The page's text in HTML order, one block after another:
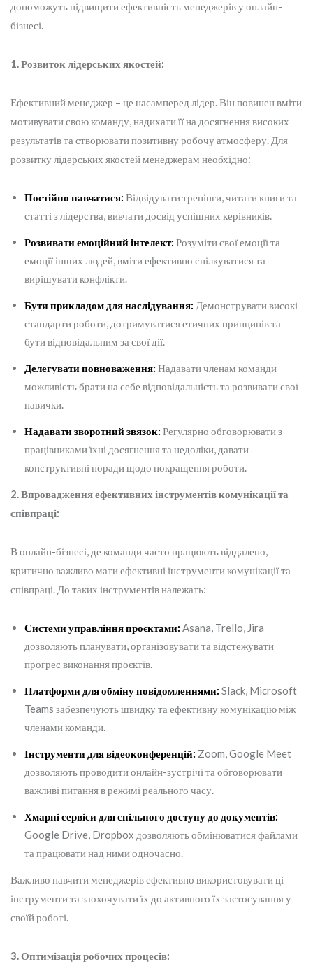
допоможуть підвищити ефективність менеджерів у онлайн-
бізнесі.
1. Розвиток лідерських якостей:
Ефективний менеджер – це насамперед лідер. Він повинен вміти
мотивувати свою команду, надихати її на досягнення високих
результатів та створювати позитивну робочу атмосферу. Для
розвитку лідерських якостей менеджерам необхідно:
Постійно навчатися: Відвідувати тренінги, читати книги та
статті з лідерства, вивчати досвід успішних керівників.
Розвивати емоційний інтелект: Розуміти свої емоції та
емоції інших людей, вміти ефективно спілкуватися та
вирішувати конфлікти.
Бути прикладом для наслідування: Демонструвати високі
стандарти роботи, дотримуватися етичних принципів та
бути відповідальним за свої дії.
Делегувати повноваження: Надавати членам команди
можливість брати на себе відповідальність та розвивати свої
навички.
Надавати зворотний звязок: Регулярно обговорювати з
працівниками їхні досягнення та недоліки, давати
конструктивні поради щодо покращення роботи.
2. Впровадження ефективних інструментів комунікації та
співпраці:
В онлайн-бізнесі, де команди часто працюють віддалено,
критично важливо мати ефективні інструменти комунікації та
співпраці. До таких інструментів належать:
Системи управління проєктами: Asana, Trello, Jira
дозволяють планувати, організовувати та відстежувати
прогрес виконання проєктів.
Платформи для обміну повідомленнями: Slack, Microsoft
Teams забезпечують швидку та ефективну комунікацію між
членами команди.
Інструменти для відеоконференцій: Zoom, Google Meet
дозволяють проводити онлайн-зустрічі та обговорювати
важливі питання в режимі реального часу.
Хмарні сервіси для спільного доступу до документів:
Google Drive, Dropbox дозволяють обмінюватися файлами
та працювати над ними одночасно.
Важливо навчити менеджерів ефективно використовувати ці
інструменти та заохочувати їх до активного їх застосування у
своїй роботі.
3. Оптимізація робочих процесів: